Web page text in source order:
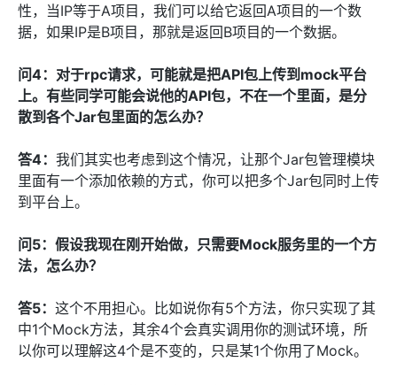
性，当IP等于A项目，我们可以给它返回A项目的一个数
据，如果IP是B项目，那就是返回B项目的一个数据。
问4：对于rpc请求，可能就是把API包上传到mock平台
上。有些同学可能会说他的API包，不在一个里面，是分
散到各个Jar包里面的怎么办？
答4： 我们其实也考虑到这个情况，让那个Jar包管理模块
里面有一个添加依赖的方式，你可以把多个Jar包同时上传
到平台上。
问5：假设我现在刚开始做，只需要Mock服务里的一个方
法，怎么办？
答5： 这个不用担心。比如说你有5个方法，你只实现了其
中1个Mock方法，其余4个会真实调用你的测试环境，所
以你可以理解这4个是不变的，只是某1个你用了Mock。